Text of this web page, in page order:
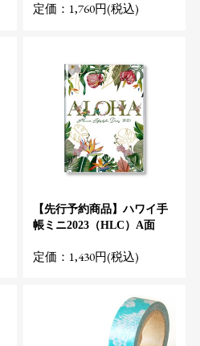
定価：1,760円(税込)
【先行予約商品】ハワイ手
帳ミニ2023（HLC）A面
定価：1,430円(税込)